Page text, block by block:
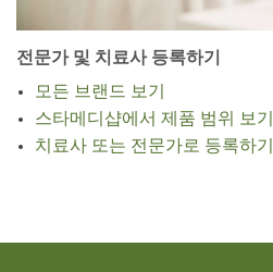
전문가 및 치료사 등록하기
모든 브랜드 보기
스타메디샵에서 제품 범위 보기
치료사 또는 전문가로 등록하기